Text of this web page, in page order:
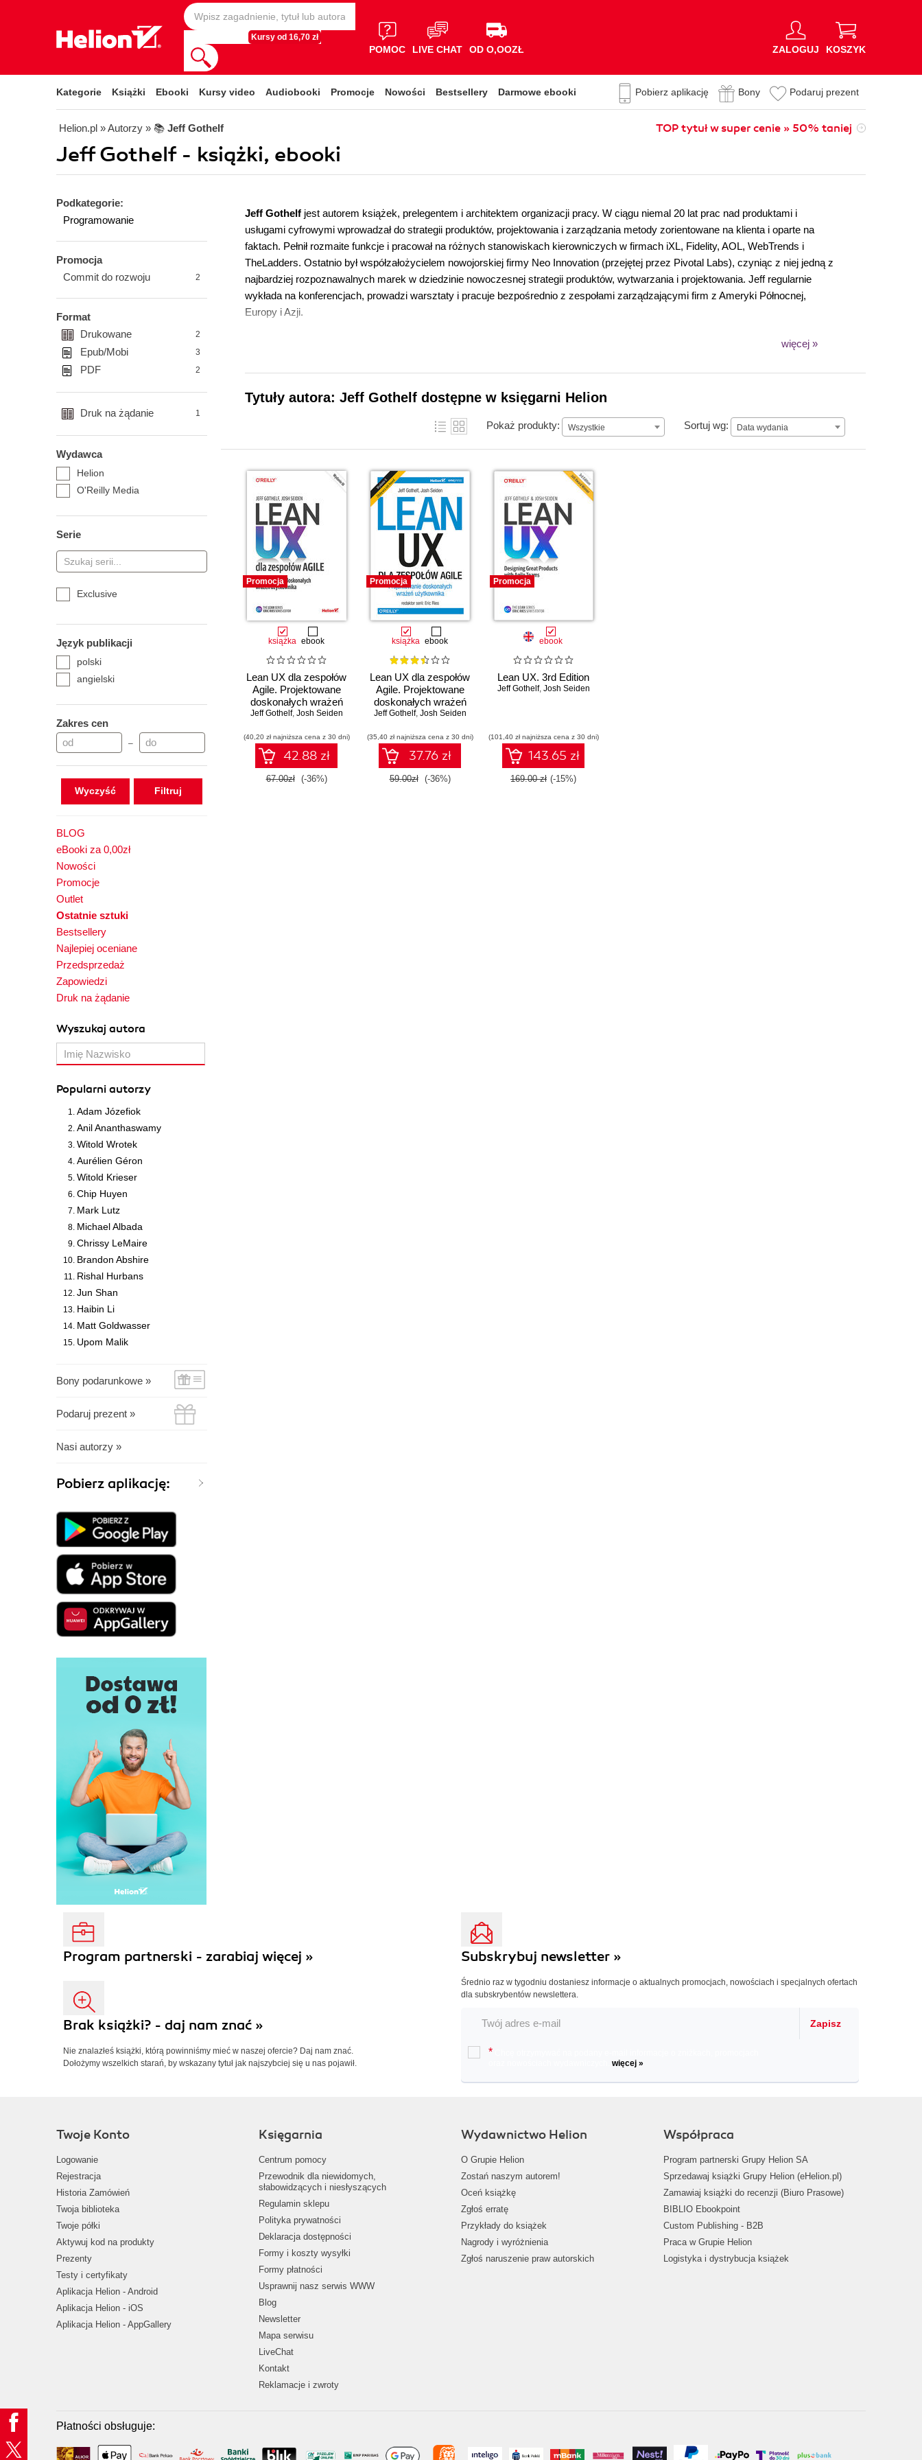
Kursy od 16,70 zł
POMOC LIVE CHAT OD O,OOZŁ ZALOGUJ KOSZYK
Kategorie Książki Ebooki Kursy video Audiobooki Promocje Nowości Bestsellery Darmowe ebooki Pobierz aplikację Bony Podaruj prezent
Helion.pl » Autorzy » 📚 Jeff Gothelf TOP tytuł w super cenie » 50% taniej
Jeff Gothelf - książki, ebooki
Podkategorie:
Programowanie
Promocja
Commit do rozwoju
2
Format
Drukowane
2
Epub/Mobi 3
PDF 2
Druk na żądanie 1
Wydawca
Helion
O'Reilly Media
Serie
Exclusive
Język publikacji
polski
angielski
Zakres cen
–
Wyczyść
BLOG
eBooki za 0,00zł
Nowości
Promocje
Outlet
Ostatnie sztuki
Bestsellery
Najlepiej oceniane
Przedsprzedaż
Zapowiedzi
Druk na żądanie
Wyszukaj autora
Popularni autorzy
Adam Józefiok
Anil Ananthaswamy
Witold Wrotek
Aurélien Géron
Witold Krieser
Chip Huyen
Mark Lutz
Michael Albada
Chrissy LeMaire
Brandon Abshire
Rishal Hurbans
Jun Shan
Haibin Li
Matt Goldwasser
Upom Malik
Bony podarunkowe »
Podaruj prezent »
Nasi autorzy »
Pobierz aplikację:
Jeff Gothelf jest autorem książek, prelegentem i architektem organizacji pracy. W ciągu niemal 20 lat prac nad produktami i
usługami cyfrowymi wprowadzał do strategii produktów, projektowania i zarządzania metody zorientowane na klienta i oparte na
faktach. Pełnił rozmaite funkcje i pracował na różnych stanowiskach kierowniczych w firmach iXL, Fidelity, AOL, WebTrends i
TheLadders. Ostatnio był współzałożycielem nowojorskiej firmy Neo Innovation (przejętej przez Pivotal Labs), czyniąc z niej jedną z
najbardziej rozpoznawalnych marek w dziedzinie nowoczesnej strategii produktów, wytwarzania i projektowania. Jeff regularnie
wykłada na konferencjach, prowadzi warsztaty i pracuje bezpośrednio z zespołami zarządzającymi firm z Ameryki Północnej,
Europy i Azji.
więcej »
Tytuły autora: Jeff Gothelf dostępne w księgarni Helion
Pokaż produkty: Wszystkie Sortuj wg: Data wydania
Data wydania
Promocja
książka ebook
Lean UX dla zespołów
Agile. Projektowane
doskonałych wrażeń
użytkownika. Wydanie
Jeff Gothelf, Josh Seiden
(40,20 zł najniższa cena z 30 dni)
42.88 zł
67.00zł (-36%)
Promocja
książka ebook
Lean UX dla zespołów
Agile. Projektowane
doskonałych wrażeń
użytkownika. Wydanie
Jeff Gothelf, Josh Seiden
(35,40 zł najniższa cena z 30 dni)
37.76 zł
59.00zł (-36%)
Promocja
ebook
Lean UX. 3rd Edition
Jeff Gothelf, Josh Seiden
(101,40 zł najniższa cena z 30 dni)
143.65 zł
169.00 zł (-15%)
Program partnerski - zarabiaj więcej »
Brak książki? - daj nam znać »
Nie znalazłeś książki, którą powinniśmy mieć w naszej ofercie? Daj nam znać.
Dołożymy wszelkich starań, by wskazany tytuł jak najszybciej się u nas pojawił.
Subskrybuj newsletter »
Średnio raz w tygodniu dostaniesz informacje o aktualnych promocjach, nowościach i specjalnych ofertach
dla subskrybentów newslettera.
Zapisz
*
więcej »
Twoje Konto
Logowanie
Rejestracja
Historia Zamówień
Twoja biblioteka
Twoje półki
Aktywuj kod na produkty
Prezenty
Testy i certyfikaty
Aplikacja Helion - Android
Aplikacja Helion - iOS
Aplikacja Helion - AppGallery
Księgarnia
Centrum pomocy
Przewodnik dla niewidomych,
słabowidzących i niesłyszących
Regulamin sklepu
Polityka prywatności
Deklaracja dostępności
Formy i koszty wysyłki
Formy płatności
Usprawnij nasz serwis WWW
Blog
Newsletter
Mapa serwisu
LiveChat
Kontakt
Reklamacje i zwroty
Wydawnictwo Helion
O Grupie Helion
Zostań naszym autorem!
Oceń książkę
Zgłoś erratę
Przykłady do książek
Nagrody i wyróżnienia
Zgłoś naruszenie praw autorskich
Współpraca
Program partnerski Grupy Helion SA
Sprzedawaj książki Grupy Helion (eHelion.pl)
Zamawiaj książki do recenzji (Biuro Prasowe)
BIBLIO Ebookpoint
Custom Publishing - B2B
Praca w Grupie Helion
Logistyka i dystrybucja książek
Płatności obsługuje: